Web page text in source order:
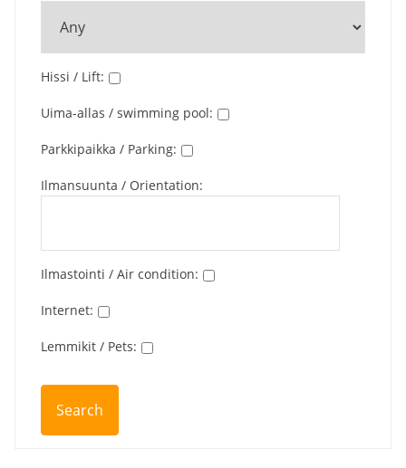
Hissi / Lift:
Uima-allas / swimming pool:
Parkkipaikka / Parking:
Ilmansuunta / Orientation:
Ilmastointi / Air condition:
Internet:
Lemmikit / Pets: